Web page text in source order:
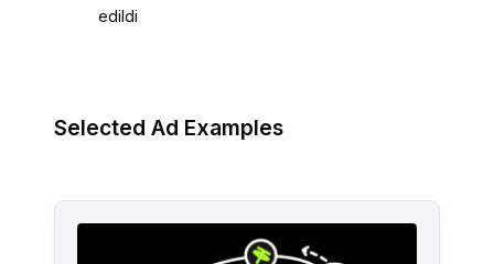
edildi
Selected Ad Examples